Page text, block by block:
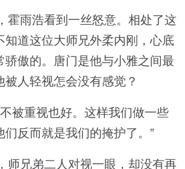
雨浩看到一丝怒意。相处了这
知道这位大师兄外柔内刚，心底
骄傲的。唐门是他与小雅之间最
被人轻视怎会没有感觉？
被重视也好。这样我们做一些
们反而就是我们的掩护了。”
兄弟二人对视一眼，却没有再